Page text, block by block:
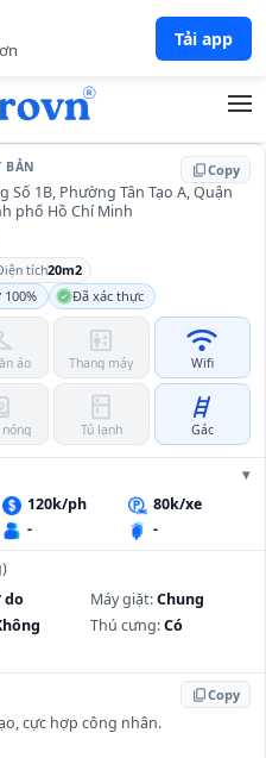
Tải app
BẢN content_copyCopy
Số 1B, Phường Tân Tạo A, Quận
phố Hồ Chí Minh
tích20m2
Đã xác thực
áo
elevator
Thang máy
wifi
Wifi
kitchen
Tủ lạnh
tools_ladder
Gác
120k/ph
80k/xe
- -
do Máy giặt:Chung
Thú cưng:Có
content_copyCopy
cực hợp công nhân.